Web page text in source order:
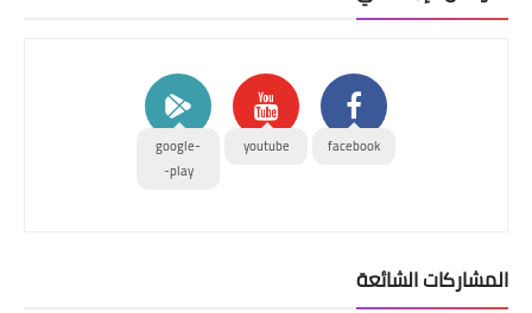
facebook
youtube
google-
play-
المشاركات الشائعة